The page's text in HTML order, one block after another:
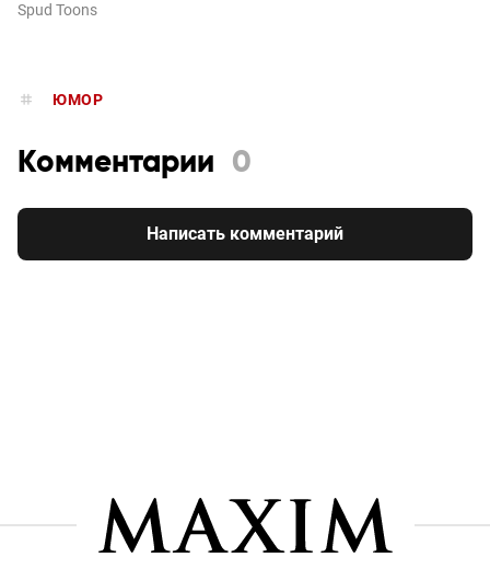
Spud Toons
ЮМОР
Комментарии 0
Написать комментарий